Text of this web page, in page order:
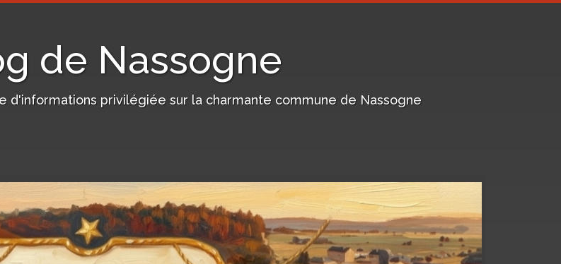
de Nassogne
d'informations privilégiée sur la charmante commune de Nassogne